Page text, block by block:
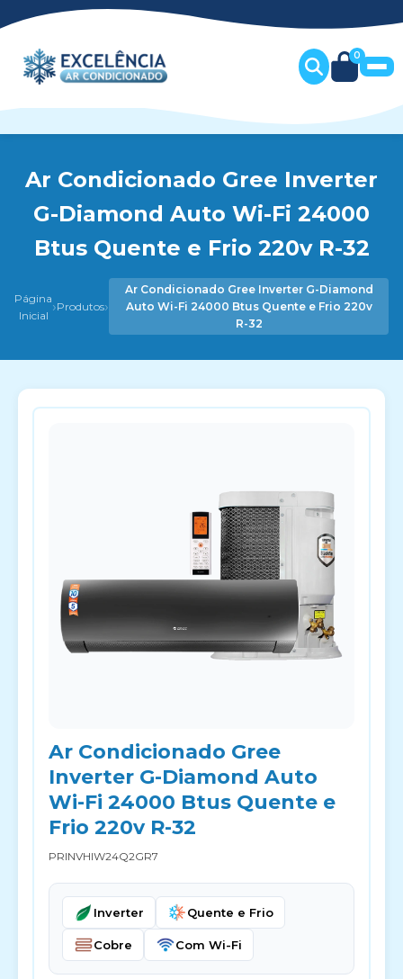
0
Ar Condicionado Gree Inverter
G-Diamond Auto Wi-Fi 24000
Btus Quente e Frio 220v R-32
Página
Inicial ›Produtos›
Ar Condicionado Gree Inverter G-Diamond
Auto Wi-Fi 24000 Btus Quente e Frio 220v
R-32
Ar Condicionado Gree
Inverter G-Diamond Auto
Wi-Fi 24000 Btus Quente e
Frio 220v R-32
PRINVHIW24Q2GR7
Inverter Quente e Frio
Cobre Com Wi-Fi